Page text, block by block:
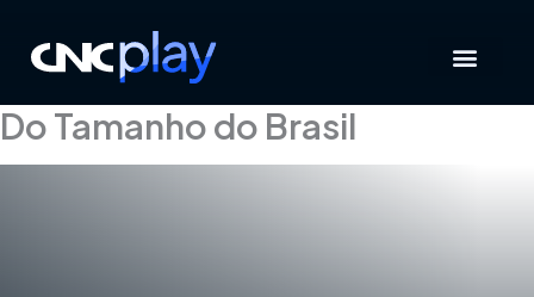
Do Tamanho do Brasil